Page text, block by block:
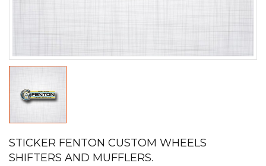
STICKER FENTON CUSTOM WHEELS
SHIFTERS AND MUFFLERS.